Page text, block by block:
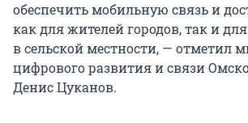
обеспечить мобильную связь и
как для жителей городов, так и
в сельской местности, — отметил
цифрового развития и связи
Денис Цуканов.